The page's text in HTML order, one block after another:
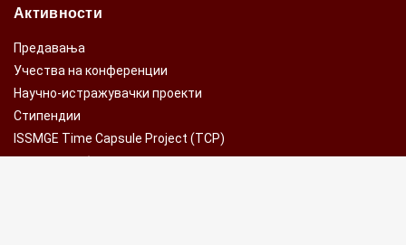
Активности
Предавања
Учества на конференции
Научно-истражувачки проекти
Стипендии
ISSMGE Time Capsule Project (TCP)
Годишно собрание